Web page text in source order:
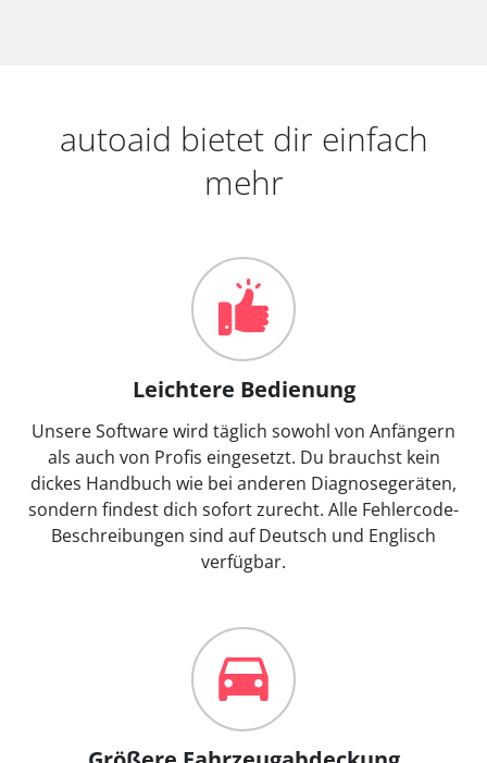
autoaid bietet dir einfach
mehr
Leichtere Bedienung
Unsere Software wird täglich sowohl von Anfängern
als auch von Profis eingesetzt. Du brauchst kein
dickes Handbuch wie bei anderen Diagnosegeräten,
sondern findest dich sofort zurecht. Alle Fehlercode-
Beschreibungen sind auf Deutsch und Englisch
verfügbar.